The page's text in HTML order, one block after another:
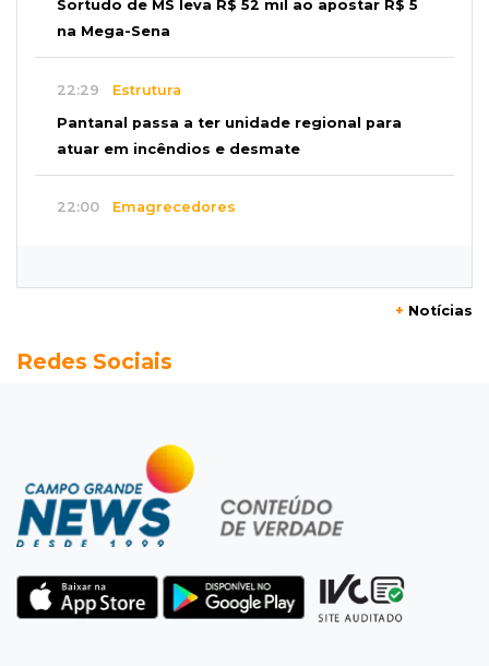
Sortudo de MS leva R$ 52 mil ao apostar R$ 5
na Mega-Sena
22:29 Estrutura
Pantanal passa a ter unidade regional para
atuar em incêndios e desmate
22:00 Emagrecedores
Granizo danifica telhados e plantações
Agregado
Inter perde para o Corinthians mas avança às
quartas da Copa do Brasil
Vitória goleia Athletico-PR por 4 a 0 e avança
às quartas da Copa do Brasil
+ Notícias
Redes Sociais